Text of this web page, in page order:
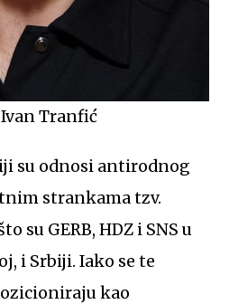
Tranfić
su odnosi antirodnog
strankama tzv.
su GERB, HDZ i SNS u
i Srbiji. Iako se te
kao